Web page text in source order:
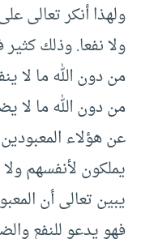
ولهذا أنكر تعالى
ولا نفعا. وذلك
من دون الله ما لا
من دون الله ما لا
عن هؤلاء
يملكون لأنفسهم
يبين تعالى أن
فهو يدعو للنفع